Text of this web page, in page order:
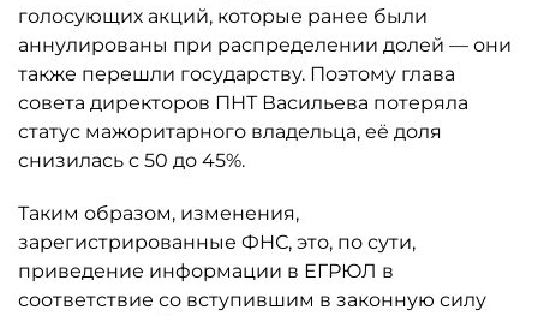
голосующих акций, которые ранее были
аннулированы при распределении долей — они
также перешли государству. Поэтому глава
совета директоров ПНТ Васильева потеряла
статус мажоритарного владельца, её доля
снизилась с 50 до 45%.
Таким образом, изменения,
зарегистрированные ФНС, это, по сути,
приведение информации в ЕГРЮЛ в
соответствие со вступившим в законную силу